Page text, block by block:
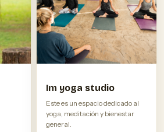
Im yoga studio
Este es un espacio dedicado al
yoga, meditación y bienestar
general.